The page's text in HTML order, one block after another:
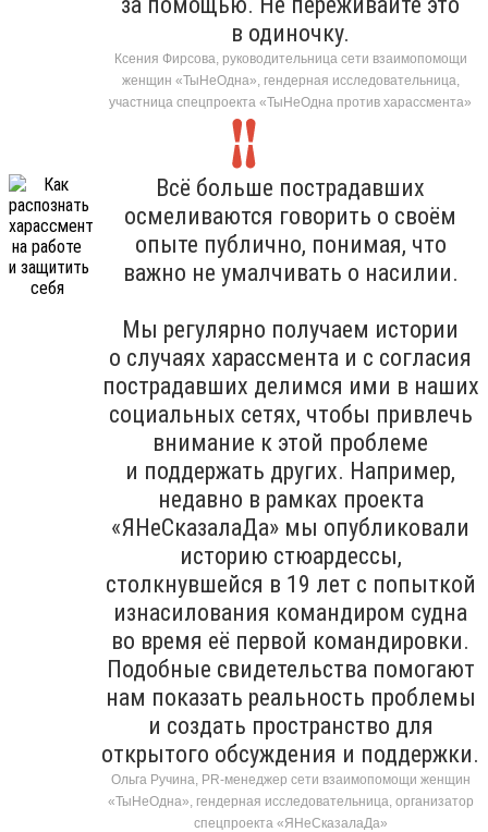
в одиночку.
Ксения Фирсова, руководительница сети взаимопомощи
женщин «ТыНеОдна», гендерная исследовательница,
участница спецпроекта «ТыНеОдна против харассмента»
Всё больше пострадавших
осмеливаются говорить о своём
опыте публично, понимая, что
важно не умалчивать о насилии.
Мы регулярно получаем истории
о случаях харассмента и с согласия
пострадавших делимся ими в наших
социальных сетях, чтобы привлечь
внимание к этой проблеме
и поддержать других. Например,
недавно в рамках проекта
«ЯНеСказалаДа» мы опубликовали
историю стюардессы,
столкнувшейся в 19 лет с попыткой
изнасилования командиром судна
во время её первой командировки.
Подобные свидетельства помогают
нам показать реальность проблемы
и создать пространство для
открытого обсуждения и поддержки.
Ольга Ручина, PR-менеджер сети взаимопомощи женщин
«ТыНеОдна», гендерная исследовательница, организатор
спецпроекта «ЯНеСказалаДа»